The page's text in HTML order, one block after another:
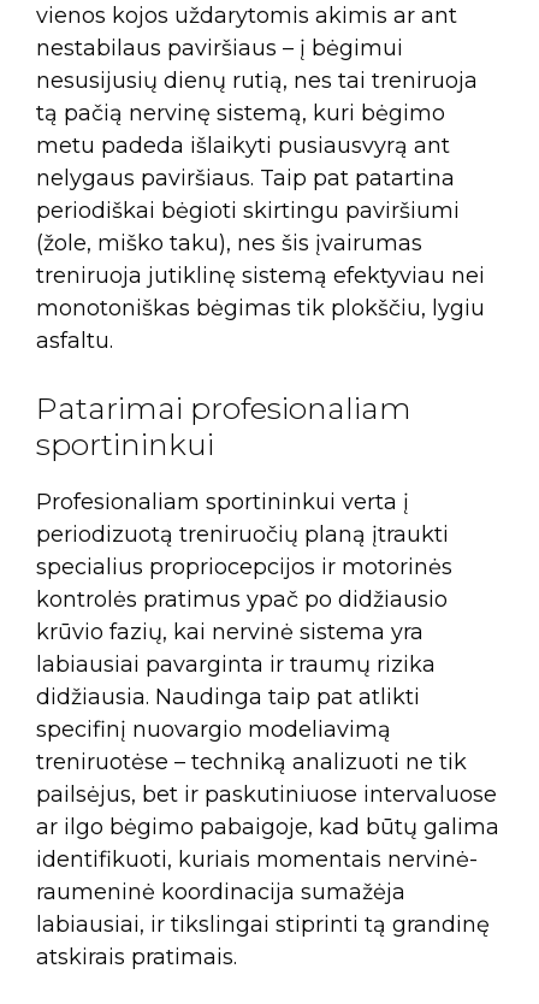
vienos kojos uždarytomis akimis ar ant
nestabilaus paviršiaus – į bėgimui
nesusijusių dienų rutią, nes tai treniruoja
tą pačią nervinę sistemą, kuri bėgimo
metu padeda išlaikyti pusiausvyrą ant
nelygaus paviršiaus. Taip pat patartina
periodiškai bėgioti skirtingu paviršiumi
(žole, miško taku), nes šis įvairumas
treniruoja jutiklinę sistemą efektyviau nei
monotoniškas bėgimas tik plokščiu, lygiu
asfaltu.
Patarimai profesionaliam
sportininkui
Profesionaliam sportininkui verta į
periodizuotą treniruočių planą įtraukti
specialius propriocepcijos ir motorinės
kontrolės pratimus ypač po didžiausio
krūvio fazių, kai nervinė sistema yra
labiausiai pavarginta ir traumų rizika
didžiausia. Naudinga taip pat atlikti
specifinį nuovargio modeliavimą
treniruotėse – techniką analizuoti ne tik
pailsėjus, bet ir paskutiniuose intervaluose
ar ilgo bėgimo pabaigoje, kad būtų galima
identifikuoti, kuriais momentais nervinė-
raumeninė koordinacija sumažėja
labiausiai, ir tikslingai stiprinti tą grandinę
atskirais pratimais.